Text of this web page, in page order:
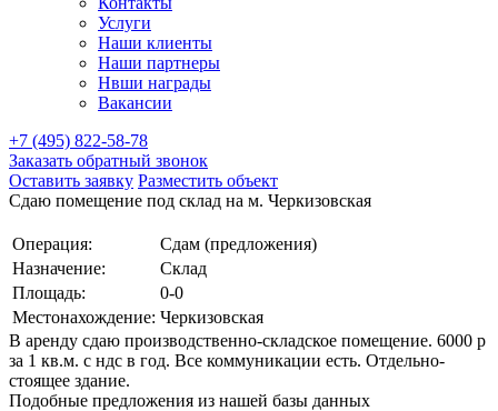
Услуги
Наши клиенты
Наши партнеры
Нвши награды
Вакансии
+7 (495) 822-58-78
Заказать обратный звонок
Оставить заявку Разместить объект
Сдаю помещение под склад на м. Черкизовская
Операция:
Сдам (предложения)
Назначение:
Склад
Площадь:
0-0
Местонахождение: Черкизовская
В аренду сдаю производственно-складское помещение. 6000 р
за 1 кв.м. с ндс в год. Все коммуникации есть. Отдельно-
стоящее здание.
Подобные предложения из нашей базы данных